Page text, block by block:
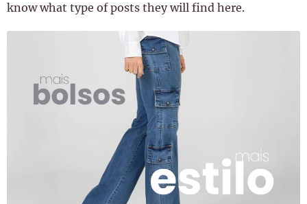
know what type of posts they will find here.